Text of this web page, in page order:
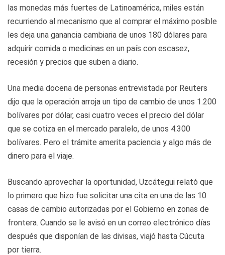
las monedas más fuertes de Latinoamérica, miles están
recurriendo al mecanismo que al comprar el máximo posible
les deja una ganancia cambiaria de unos 180 dólares para
adquirir comida o medicinas en un país con escasez,
recesión y precios que suben a diario.
Una media docena de personas entrevistada por Reuters
dijo que la operación arroja un tipo de cambio de unos 1.200
bolívares por dólar, casi cuatro veces el precio del dólar
que se cotiza en el mercado paralelo, de unos 4.300
bolívares. Pero el trámite amerita paciencia y algo más de
dinero para el viaje.
Buscando aprovechar la oportunidad, Uzcátegui relató que
lo primero que hizo fue solicitar una cita en una de las 10
casas de cambio autorizadas por el Gobierno en zonas de
frontera. Cuando se le avisó en un correo electrónico días
después que disponían de las divisas, viajó hasta Cúcuta
por tierra.